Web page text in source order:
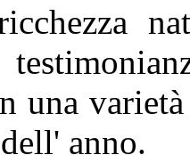
una
anno.